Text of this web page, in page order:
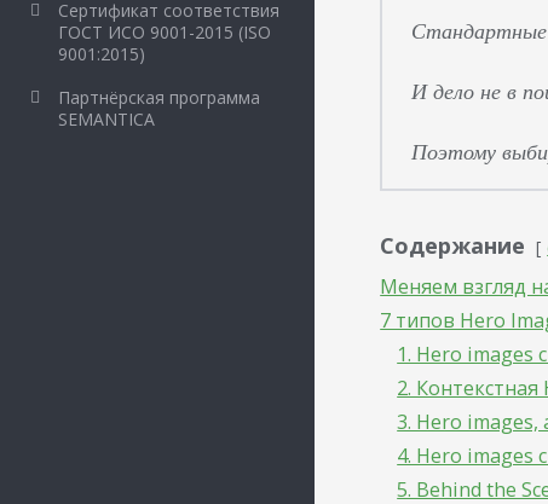
Стандартные
И дело не в
Поэтому
Содержание
Меняем взгляд
7 типов Hero
1. Hero images
2.
3. Hero
4. Hero images
5. Behind the
Сертификат соответствия
ГОСТ ИСО 9001-2015 (ISO
9001:2015)
Партнёрская программа
SEMANTICA